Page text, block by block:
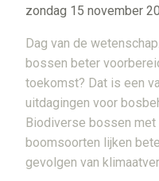
zondag 15 november
Dag van de
bossen beter
toekomst? Dat is een
uitdagingen voor
Biodiverse bossen
boomsoorten lijken
gevolgen van